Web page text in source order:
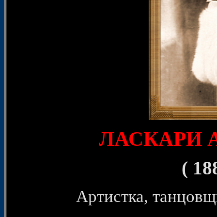
ЛАСКАРИ
(
Артистка,